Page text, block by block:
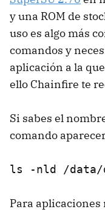
y una ROM de
uso es algo más
comandos y
aplicación a la
ello Chainfire te
Si sabes el
comando
ls -nld /data/
Para